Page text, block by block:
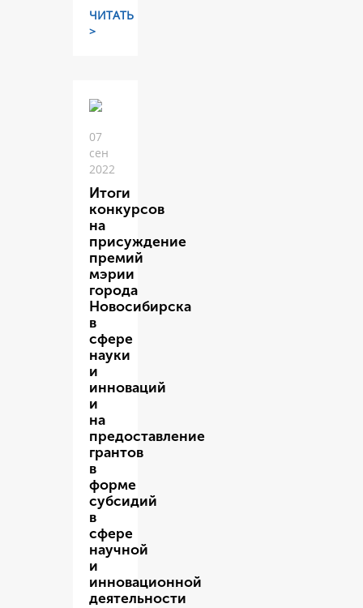
ЧИТАТЬ
>
07
сен
2022
Итоги
конкурсов
на
присуждение
премий
мэрии
города
Новосибирска
в
сфере
науки
и
инноваций
и
на
предоставление
грантов
в
форме
субсидий
в
сфере
научной
и
инновационной
деятельности